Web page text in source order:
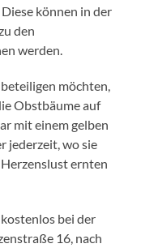
können in der
den
werden.
möchten,
Obstbäume auf
mit einem gelben
jederzeit, wo sie
ernten
bei der
16, nach